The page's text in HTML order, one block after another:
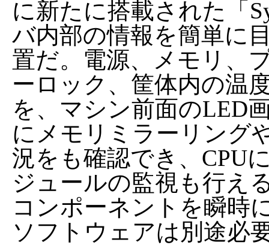
に新たに搭載された「
バ内部の情報を簡単に
置だ。電源、メモリ、
ーロック、筐体内の温
を、マシン前面のLED
にメモリミラーリング
況をも確認でき、CPU
ジュールの監視も行え
コンポーネントを瞬時
ソフトウェアは別途必